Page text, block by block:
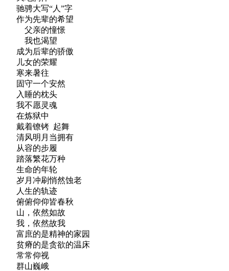
驰骋大写“人”字
作为先辈的希望
父亲的憧憬
我也渴望
成为后辈的骄傲
儿女的荣耀
寒来暑往
固守一个安然
入睡的枕头
我不愿灵魂
在炼狱中
戴着镣铐 起舞
清风明月当拥有
从容的步履
踏落繁花万种
生命的年轮
岁月冲刷悄然蚀老
人生的轨迹
俯俯仰仰皆春秋
山，依然如故
我，依然故我
富庶的是精神的家园
贫瘠的是贪欲的温床
常常仰视
群山巍峨